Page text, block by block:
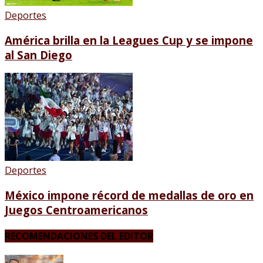
Deportes
América brilla en la Leagues Cup y se impone
al San Diego
Deportes
México impone récord de medallas de oro en
Juegos Centroamericanos
RECOMENDACIONES DEL EDITOR